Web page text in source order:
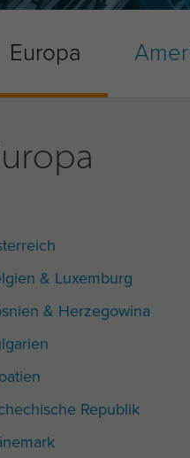
Europa
& Luxemburg
& Herzegowina
Republik